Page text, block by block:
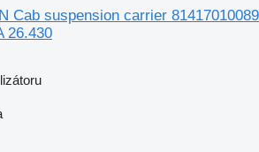
Cab suspension carrier 81417010089
26.430